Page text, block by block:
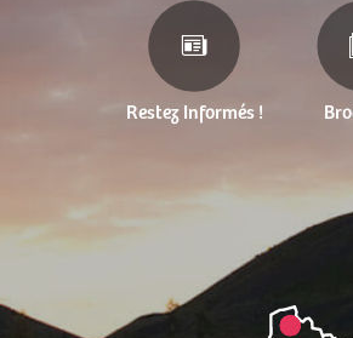
Restez Informés !